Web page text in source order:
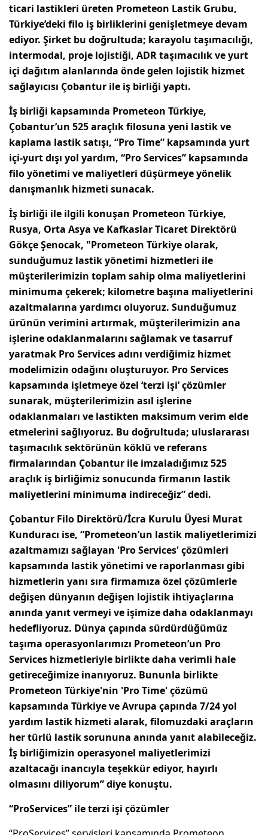
ticari lastikleri üreten Prometeon Lastik Grubu,
Türkiye’deki filo iş birliklerini genişletmeye devam
ediyor. Şirket bu doğrultuda; karayolu taşımacılığı,
intermodal, proje lojistiği, ADR taşımacılık ve yurt
içi dağıtım alanlarında önde gelen lojistik hizmet
sağlayıcısı Çobantur ile iş birliği yaptı.
İş birliği kapsamında Prometeon Türkiye,
Çobantur’un 525 araçlık filosuna yeni lastik ve
kaplama lastik satışı, “Pro Time” kapsamında yurt
içi-yurt dışı yol yardım, “Pro Services” kapsamında
filo yönetimi ve maliyetleri düşürmeye yönelik
danışmanlık hizmeti sunacak.
İş birliği ile ilgili konuşan Prometeon Türkiye,
Rusya, Orta Asya ve Kafkaslar Ticaret Direktörü
Gökçe Şenocak, "Prometeon Türkiye olarak,
sunduğumuz lastik yönetimi hizmetleri ile
müşterilerimizin toplam sahip olma maliyetlerini
minimuma çekerek; kilometre başına maliyetlerini
azaltmalarına yardımcı oluyoruz. Sunduğumuz
ürünün verimini artırmak, müşterilerimizin ana
işlerine odaklanmalarını sağlamak ve tasarruf
yaratmak Pro Services adını verdiğimiz hizmet
modelimizin odağını oluşturuyor. Pro Services
kapsamında işletmeye özel ‘terzi işi’ çözümler
sunarak, müşterilerimizin asıl işlerine
odaklanmaları ve lastikten maksimum verim elde
etmelerini sağlıyoruz. Bu doğrultuda; uluslararası
taşımacılık sektörünün köklü ve referans
firmalarından Çobantur ile imzaladığımız 525
araçlık iş birliğimiz sonucunda firmanın lastik
maliyetlerini minimuma indireceğiz” dedi.
Çobantur Filo Direktörü/İcra Kurulu Üyesi Murat
Kunduracı ise, “Prometeon’un lastik maliyetlerimizi
azaltmamızı sağlayan 'Pro Services' çözümleri
kapsamında lastik yönetimi ve raporlanması gibi
hizmetlerin yanı sıra firmamıza özel çözümlerle
değişen dünyanın değişen lojistik ihtiyaçlarına
anında yanıt vermeyi ve işimize daha odaklanmayı
hedefliyoruz. Dünya çapında sürdürdüğümüz
taşıma operasyonlarımızı Prometeon’un Pro
Services hizmetleriyle birlikte daha verimli hale
getireceğimize inanıyoruz. Bununla birlikte
Prometeon Türkiye'nin 'Pro Time' çözümü
kapsamında Türkiye ve Avrupa çapında 7/24 yol
yardım lastik hizmeti alarak, filomuzdaki araçların
her türlü lastik sorununa anında yanıt alabileceğiz.
İş birliğimizin operasyonel maliyetlerimizi
azaltacağı inancıyla teşekkür ediyor, hayırlı
olmasını diliyorum” diye konuştu.
“ProServices” ile terzi işi çözümler